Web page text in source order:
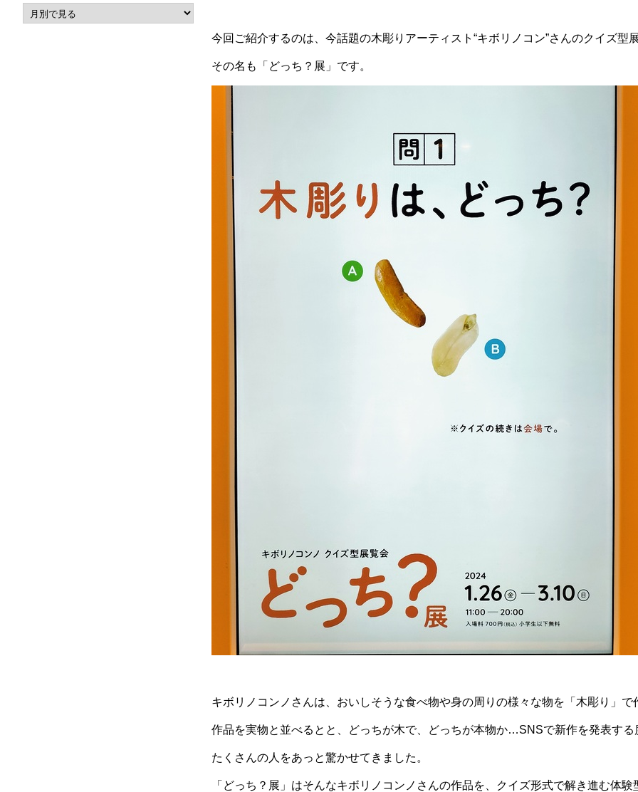
今回ご紹介するのは、今話題の木彫りアーティスト“キボリノコン”さんのクイズ型
その名も「どっち？展」です。
キボリノコンノさんは、おいしそうな食べ物や身の周りの様々な物を「木彫り」で
作品を実物と並べるとと、どっちが木で、どっちが本物か…SNSで新作を発表する
たくさんの人をあっと驚かせてきました。
「どっち？展」はそんなキボリノコンノさんの作品を、クイズ形式で解き進む体